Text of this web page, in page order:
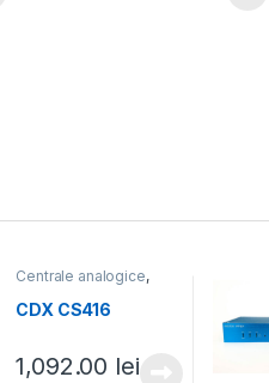
Centrale analogice,
Centrale telefonice
CDX CS416
1,092.00 lei